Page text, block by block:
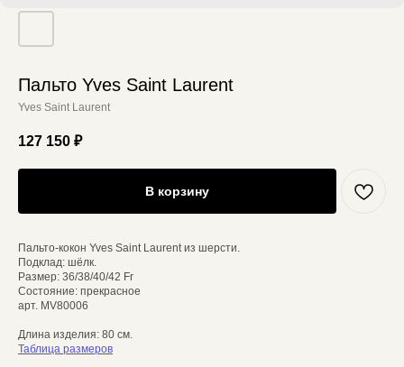
Пальто Yves Saint Laurent
Yves Saint Laurent
127 150 ₽
В корзину
Пальто-кокон Yves Saint Laurent из шерсти.
Подклад: шёлк.
Размер: 36/38/40/42 Fr
Состояние: прекрасное
арт. MV80006
Длина изделия: 80 см.
Таблица размеров